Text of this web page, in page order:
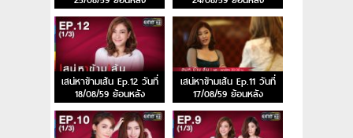
เสน่หาข้ามเส้น Ep.12 วันที่
18/08/59 ย้อนหลัง
เสน่หาข้ามเส้น Ep.11 วันที่
17/08/59 ย้อนหลัง